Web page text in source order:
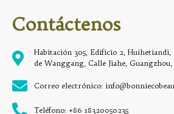
Contáctenos
Habitación 305, Edificio 2,
de Wanggang, Calle Jiahe,
Correo electrónico:
Teléfono: +86 18320050235